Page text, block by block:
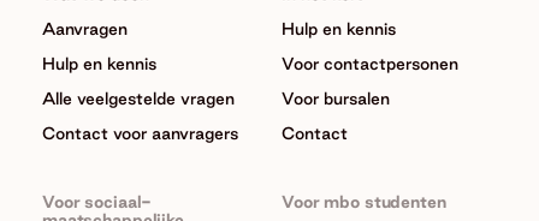
Aanvragen
Hulp en kennis
Alle veelgestelde vragen
Contact voor aanvragers
Voor sociaal-
Hulp en kennis
Voor contactpersonen
Voor bursalen
Contact
Voor mbo studenten